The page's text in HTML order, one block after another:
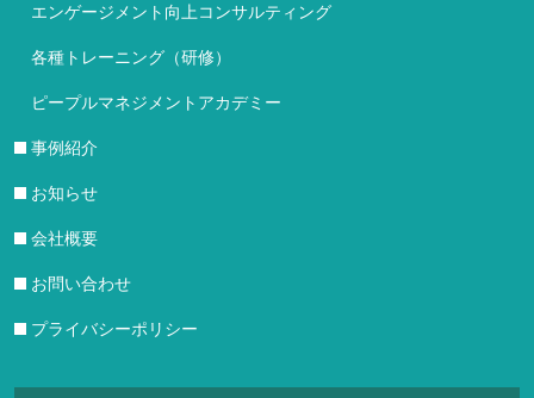
エンゲージメント向上コンサルティング
各種トレーニング（研修）
ピープルマネジメントアカデミー
事例紹介
お知らせ
会社概要
お問い合わせ
プライバシーポリシー